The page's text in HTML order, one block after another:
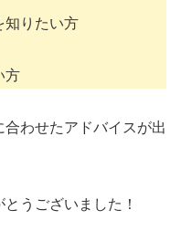
知りたい方
方
わせたアドバイスが出
うございました！